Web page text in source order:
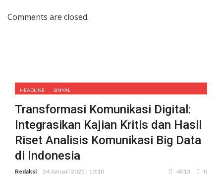
Comments are closed.
HEADLINE SINYAL
Transformasi Komunikasi Digital:
Integrasikan Kajian Kritis dan Hasil
Riset Analisis Komunikasi Big Data
di Indonesia
Redaksi 24 Januari 2025 | 10:10 4013 0